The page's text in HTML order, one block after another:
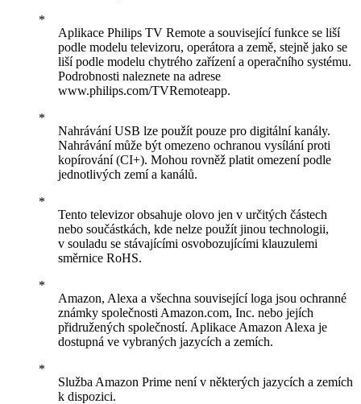
Aplikace Philips TV Remote a související funkce se liší
podle modelu televizoru, operátora a země, stejně jako se
liší podle modelu chytrého zařízení a operačního systému.
Podrobnosti naleznete na adrese
www.philips.com/TVRemoteapp.
Nahrávání USB lze použít pouze pro digitální kanály.
Nahrávání může být omezeno ochranou vysílání proti
kopírování (CI+). Mohou rovněž platit omezení podle
jednotlivých zemí a kanálů.
Tento televizor obsahuje olovo jen v určitých částech
nebo součástkách, kde nelze použít jinou technologii,
v souladu se stávajícími osvobozujícími klauzulemi
směrnice RoHS.
Amazon, Alexa a všechna související loga jsou ochranné
známky společnosti Amazon.com, Inc. nebo jejích
přidružených společností. Aplikace Amazon Alexa je
dostupná ve vybraných jazycích a zemích.
Služba Amazon Prime není v některých jazycích a zemích
k dispozici.